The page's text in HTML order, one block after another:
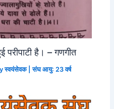
परीपाटी है। – गणगीत
स्वयंसेवक | संघ आयु: 23 वर्ष